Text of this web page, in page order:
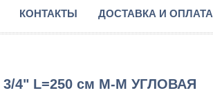
КОНТАКТЫ ДОСТАВКА И ОПЛАТА
3/4" L=250 см М-М УГЛОВАЯ